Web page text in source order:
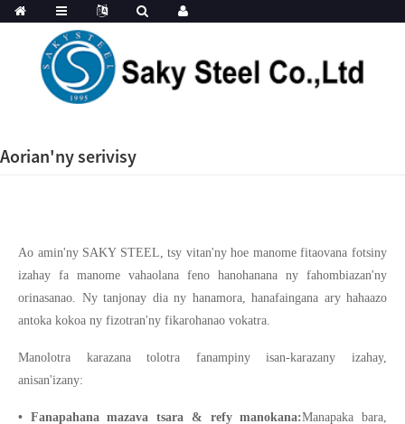
Aorian'ny serivisy
Ao amin'ny SAKY STEEL, tsy vitan'ny hoe manome fitaovana fotsiny
izahay fa manome vahaolana feno hanohanana ny fahombiazan'ny
orinasanao. Ny tanjonay dia ny hanamora, hanafaingana ary hahaazo
antoka kokoa ny fizotran'ny fikarohanao vokatra.
Manolotra karazana tolotra fanampiny isan-karazany izahay,
anisan'izany:
• Fanapahana mazava tsara & refy manokana:Manapaka bara,